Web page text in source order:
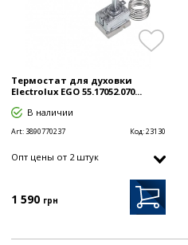
Термостат для духовки
Electrolux EGO 55.17052.070...
В наличии
Art: 3890770237 Код:23130
Опт цены от 2 штук
1 590 грн